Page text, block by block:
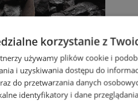
węglowy
korzystanie z
używamy plików cookie i
i uzyskiwania dostępu do
do przetwarzania danych
identyfikatory i dane